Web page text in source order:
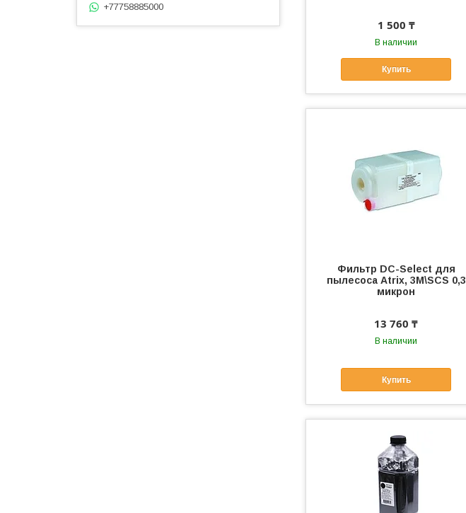
1 500 ₸
В наличии
Купить
Фильтр DC-Select для
пылесоса Atrix, 3M\SCS 0,3
микрон
13 760 ₸
В наличии
Купить
+77758885000